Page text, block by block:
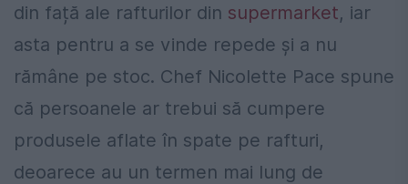
din față ale rafturilor din supermarket, iar
asta pentru a se vinde repede și a nu
rămâne pe stoc. Chef Nicolette Pace spune
că persoanele ar trebui să cumpere
produsele aflate în spate pe rafturi,
deoarece au un termen mai lung de